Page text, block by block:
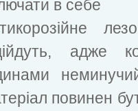
в себе
адже
повинен